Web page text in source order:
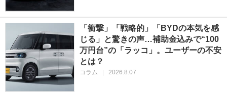
「衝撃」「戦略的」「BYDの本気を感
じる」と驚きの声…補助金込みで“100
万円台”の「ラッコ」。ユーザーの不安
とは？
コラム 2026.8.07